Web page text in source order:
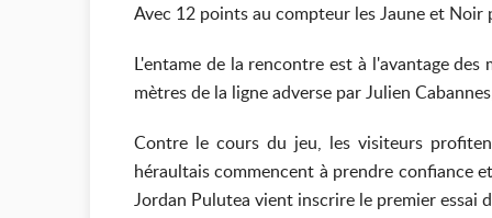
Avec 12 points au compteur les Jaune et
L'entame de la rencontre est à l'avantage
mètres de la ligne adverse par Julien
Contre le cours du jeu, les visiteurs
héraultais commencent à prendre confiance
Jordan Pulutea vient inscrire le premier essai